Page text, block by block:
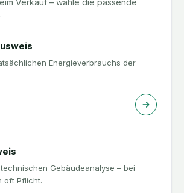
Verkauf – wähle die passende
Energieverbrauchs der
Gebäudeanalyse – bei
oft Pflicht.